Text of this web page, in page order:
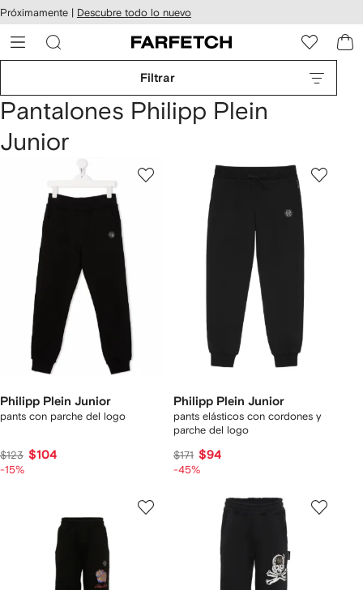
al
Próximamente | Descubre todo lo nuevo
Filtrar
Pantalones Philipp Plein
Junior
Philipp Plein Junior
pants con parche del logo
$123 $104
-15%
Philipp Plein Junior
pants elásticos con cordones y
parche del logo
$171 $94
-45%